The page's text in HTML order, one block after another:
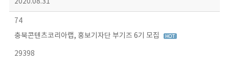
74
충북콘텐츠코리아랩, 홍보기자단 부기즈 6기 모집
29398